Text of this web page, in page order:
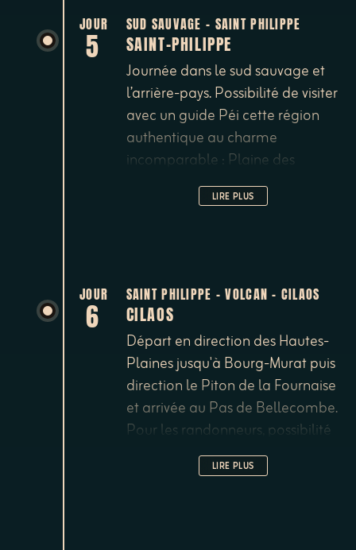
JOUR
5
SUD SAUVAGE - SAINT PHILIPPE
SAINT-PHILIPPE
Journée dans le sud sauvage et
l’arrière-pays. Possibilité de visiter
avec un guide Péi cette région
authentique au charme
incomparable : Plaine des
Grègues, Maison du Curcuma,
randonnées, etc. (en
LIRE PLUS
JOUR
6
SAINT PHILIPPE - VOLCAN - CILAOS
CILAOS
Départ en direction des Hautes-
Plaines jusqu'à Bourg-Murat puis
direction le Piton de la Fournaise
et arrivée au Pas de Bellecombe.
Pour les randonneurs, possibilité
d'ascension et tour des cratères
(5 heures de marche environ,
LIRE PLUS